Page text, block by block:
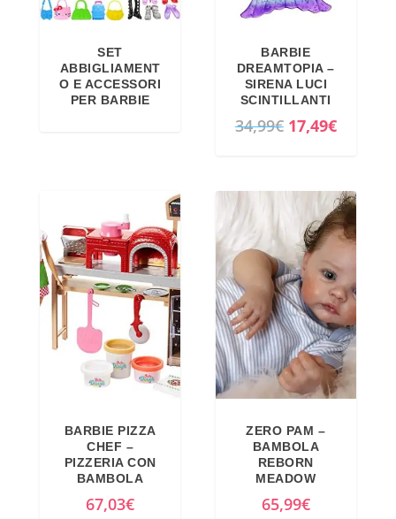
SET
ABBIGLIAMENT
O E ACCESSORI
PER BARBIE
BARBIE
DREAMTOPIA –
SIRENA LUCI
SCINTILLANTI
34,99€ I
r
z
z
o
o
r
i
g
n
a
l
e
17,49€I
r
e
z
z
o
a
t
t
u
BARBIE PIZZA
CHEF –
PIZZERIA CON
BAMBOLA
67,03€
ZERO PAM –
BAMBOLA
REBORN
MEADOW
65,99€